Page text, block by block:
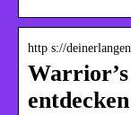
http s://